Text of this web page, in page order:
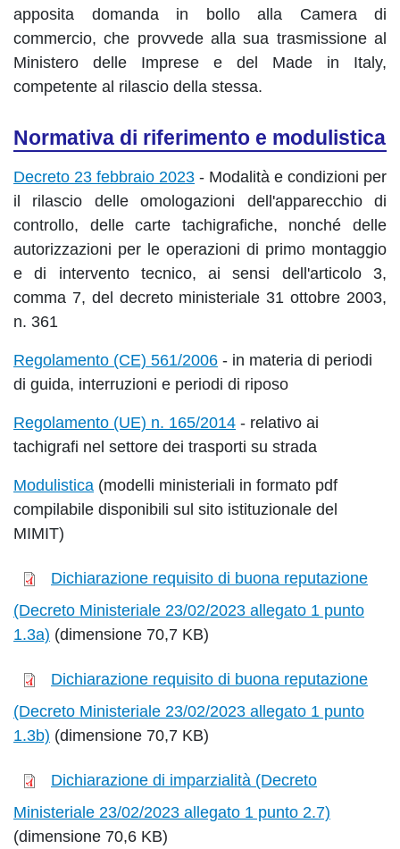
apposita domanda in bollo alla Camera di
commercio, che provvede alla sua trasmissione al
Ministero delle Imprese e del Made in Italy,
competente al rilascio della stessa.
Normativa di riferimento e modulistica
Decreto 23 febbraio 2023 - Modalità e condizioni per
il rilascio delle omologazioni dell'apparecchio di
controllo, delle carte tachigrafiche, nonché delle
autorizzazioni per le operazioni di primo montaggio
e di intervento tecnico, ai sensi dell'articolo 3,
comma 7, del decreto ministeriale 31 ottobre 2003,
n. 361
Regolamento (CE) 561/2006 - in materia di periodi
di guida, interruzioni e periodi di riposo
Regolamento (UE) n. 165/2014 - relativo ai
tachigrafi nel settore dei trasporti su strada
Modulistica (modelli ministeriali in formato pdf
compilabile disponibili sul sito istituzionale del
MIMIT)
Dichiarazione requisito di buona reputazione
(Decreto Ministeriale 23/02/2023 allegato 1 punto
1.3a) (dimensione 70,7 KB)
Dichiarazione requisito di buona reputazione
(Decreto Ministeriale 23/02/2023 allegato 1 punto
1.3b) (dimensione 70,7 KB)
Dichiarazione di imparzialità (Decreto
Ministeriale 23/02/2023 allegato 1 punto 2.7)
(dimensione 70,6 KB)